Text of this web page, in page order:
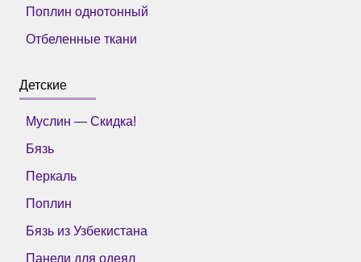
Поплин однотонный
Отбеленные ткани
Детские
Муслин — Скидка!
Бязь
Перкаль
Поплин
Бязь из Узбекистана
Панели для одеял